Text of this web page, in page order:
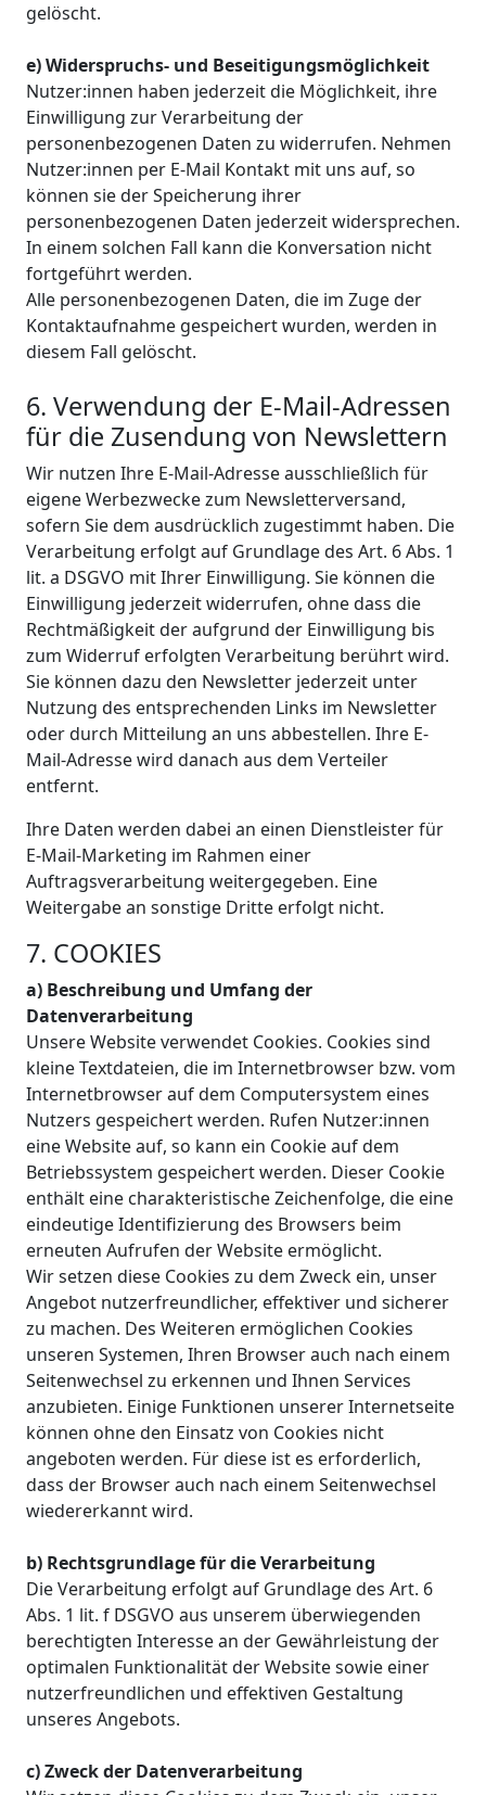
gelöscht.
e) Widerspruchs- und Beseitigungsmöglichkeit
Nutzer:innen haben jederzeit die Möglichkeit, ihre
Einwilligung zur Verarbeitung der
personenbezogenen Daten zu widerrufen. Nehmen
Nutzer:innen per E-Mail Kontakt mit uns auf, so
können sie der Speicherung ihrer
personenbezogenen Daten jederzeit widersprechen.
In einem solchen Fall kann die Konversation nicht
fortgeführt werden.
Alle personenbezogenen Daten, die im Zuge der
Kontaktaufnahme gespeichert wurden, werden in
diesem Fall gelöscht.
6. Verwendung der E-Mail-Adressen
für die Zusendung von Newslettern
Wir nutzen Ihre E-Mail-Adresse ausschließlich für
eigene Werbezwecke zum Newsletterversand,
sofern Sie dem ausdrücklich zugestimmt haben. Die
Verarbeitung erfolgt auf Grundlage des Art. 6 Abs. 1
lit. a DSGVO mit Ihrer Einwilligung. Sie können die
Einwilligung jederzeit widerrufen, ohne dass die
Rechtmäßigkeit der aufgrund der Einwilligung bis
zum Widerruf erfolgten Verarbeitung berührt wird.
Sie können dazu den Newsletter jederzeit unter
Nutzung des entsprechenden Links im Newsletter
oder durch Mitteilung an uns abbestellen. Ihre E-
Mail-Adresse wird danach aus dem Verteiler
entfernt.
Ihre Daten werden dabei an einen Dienstleister für
E-Mail-Marketing im Rahmen einer
Auftragsverarbeitung weitergegeben. Eine
Weitergabe an sonstige Dritte erfolgt nicht.
7. COOKIES
a) Beschreibung und Umfang der
Datenverarbeitung
Unsere Website verwendet Cookies. Cookies sind
kleine Textdateien, die im Internetbrowser bzw. vom
Internetbrowser auf dem Computersystem eines
Nutzers gespeichert werden. Rufen Nutzer:innen
eine Website auf, so kann ein Cookie auf dem
Betriebssystem gespeichert werden. Dieser Cookie
enthält eine charakteristische Zeichenfolge, die eine
eindeutige Identifizierung des Browsers beim
erneuten Aufrufen der Website ermöglicht.
Wir setzen diese Cookies zu dem Zweck ein, unser
Angebot nutzerfreundlicher, effektiver und sicherer
zu machen. Des Weiteren ermöglichen Cookies
unseren Systemen, Ihren Browser auch nach einem
Seitenwechsel zu erkennen und Ihnen Services
anzubieten. Einige Funktionen unserer Internetseite
können ohne den Einsatz von Cookies nicht
angeboten werden. Für diese ist es erforderlich,
dass der Browser auch nach einem Seitenwechsel
wiedererkannt wird.
b) Rechtsgrundlage für die Verarbeitung
Die Verarbeitung erfolgt auf Grundlage des Art. 6
Abs. 1 lit. f DSGVO aus unserem überwiegenden
berechtigten Interesse an der Gewährleistung der
optimalen Funktionalität der Website sowie einer
nutzerfreundlichen und effektiven Gestaltung
unseres Angebots.
c) Zweck der Datenverarbeitung